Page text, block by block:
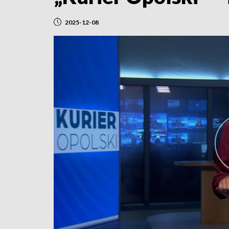
2025-12-08